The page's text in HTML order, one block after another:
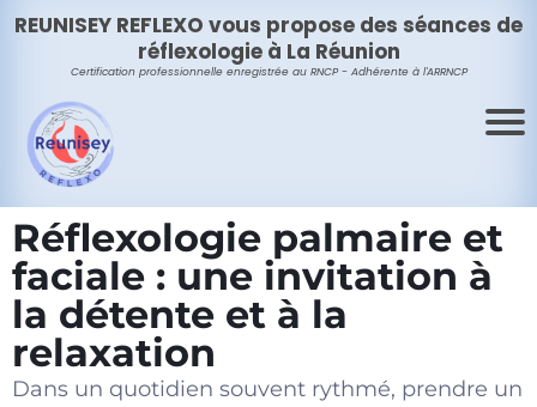
REUNISEY REFLEXO vous propose des séances de
réflexologie à La Réunion
Certification professionnelle enregistrée au RNCP - Adhérente à l'ARRNCP
Réflexologie palmaire et
faciale : une invitation à
la détente et à la
relaxation
Dans un quotidien souvent rythmé, prendre un